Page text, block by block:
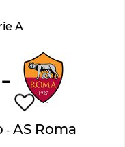
A
-
-AS Roma